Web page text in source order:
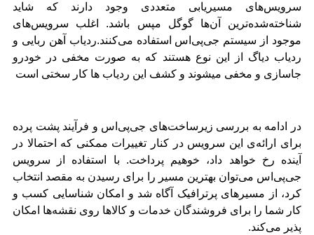
سرویس‌های مسیریابی متعددی وجود دارند که شاید
شناخته‌شده‌ترین آن‌ها گوگل مپس باشد. اغلب سرویس‌های
موجود از سیستم جی‌پی‌اس استفاده می‌کنند.ردیاب آهن ربایی و
ردیاب دیاگ از این نوع هستند که به صورت مخفی در خودرو
جاسازی و مخفی میشوند و کشف این ردیاب ها کار سختی است
در ادامه به بررسی زیرساخت‌های جی‌پی‌اس و فرآیند پشت پرده
برای ارائه‌ی این سرویس در کنار تغییرات ممکنی که احتمالا در
آینده رخ خواهد داد، خوهیم پرداخت. با استفاده از سرویس
جی‌پی‌اس می‌توان بهترین مسیر را برای رسیدن به مقصد انتخاب
کرد، از مسیرهای پرترافیک آگاه شد و امکان شناسایی کسب و
کار شما را برای فروشندگان خدمات و کالاها روی نقشه‌ها امکان
پذیر می‌کند.